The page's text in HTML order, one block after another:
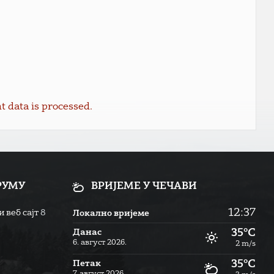
data is processed.
веб сајт 8
ВРИЈЕМЕ У ЧЕЧАВИ
Локално вријеме 12:37
Данас
6. август 2026.
35°C
2 m/s
Петак 35°C